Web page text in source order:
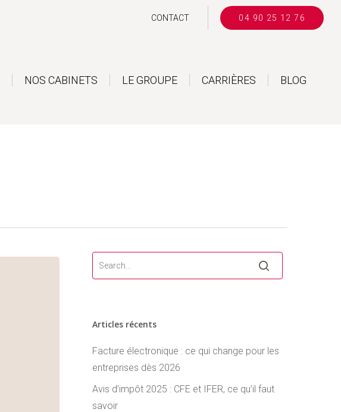
CONTACT 04 90 25 12 76
NOS CABINETS LE GROUPE CARRIÈRES BLOG
Articles récents
Facture électronique : ce qui change pour les
entreprises dès 2026
Avis d’impôt 2025 : CFE et IFER, ce qu’il faut
savoir